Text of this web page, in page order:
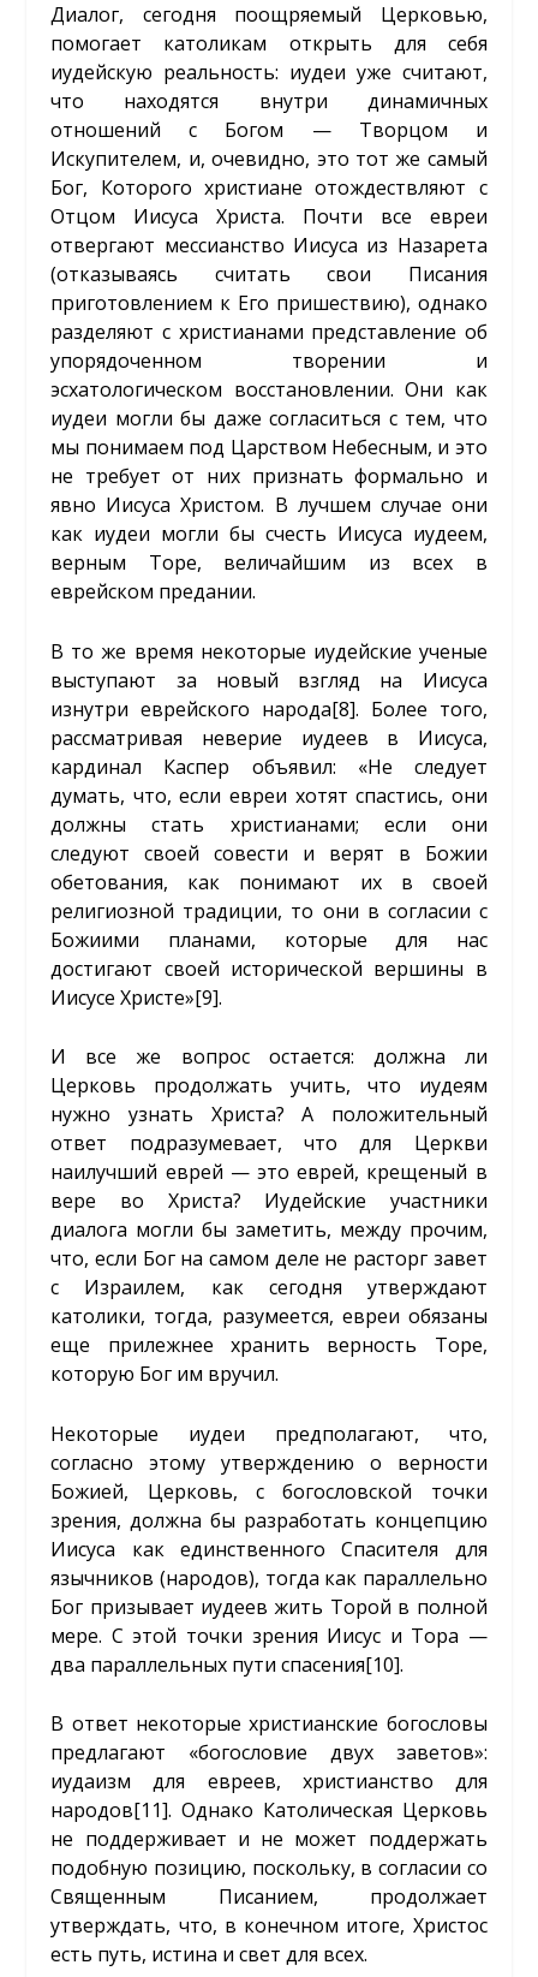
Диалог, сегодня поощряемый Церковью,
помогает католикам открыть для себя
иудейскую реальность: иудеи уже считают,
что находятся внутри динамичных
отношений с Богом — Творцом и
Искупителем, и, очевидно, это тот же самый
Бог, Которого христиане отождествляют с
Отцом Иисуса Христа. Почти все евреи
отвергают мессианство Иисуса из Назарета
(отказываясь считать свои Писания
приготовлением к Его пришествию), однако
разделяют с христианами представление об
упорядоченном творении и
эсхатологическом восстановлении. Они как
иудеи могли бы даже согласиться с тем, что
мы понимаем под Царством Небесным, и это
не требует от них признать формально и
явно Иисуса Христом. В лучшем случае они
как иудеи могли бы счесть Иисуса иудеем,
верным Торе, величайшим из всех в
еврейском предании.
В то же время некоторые иудейские ученые
выступают за новый взгляд на Иисуса
изнутри еврейского народа[8]. Более того,
рассматривая неверие иудеев в Иисуса,
кардинал Каспер объявил: «Не следует
думать, что, если евреи хотят спастись, они
должны стать христианами; если они
следуют своей совести и верят в Божии
обетования, как понимают их в своей
религиозной традиции, то они в согласии с
Божиими планами, которые для нас
достигают своей исторической вершины в
Иисусе Христе»[9].
И все же вопрос остается: должна ли
Церковь продолжать учить, что иудеям
нужно узнать Христа? А положительный
ответ подразумевает, что для Церкви
наилучший еврей — это еврей, крещеный в
вере во Христа? Иудейские участники
диалога могли бы заметить, между прочим,
что, если Бог на самом деле не расторг завет
с Израилем, как сегодня утверждают
католики, тогда, разумеется, евреи обязаны
еще прилежнее хранить верность Торе,
которую Бог им вручил.
Некоторые иудеи предполагают, что,
согласно этому утверждению о верности
Божией, Церковь, с богословской точки
зрения, должна бы разработать концепцию
Иисуса как единственного Спасителя для
язычников (народов), тогда как параллельно
Бог призывает иудеев жить Торой в полной
мере. С этой точки зрения Иисус и Тора —
два параллельных пути спасения[10].
В ответ некоторые христианские богословы
предлагают «богословие двух заветов»:
иудаизм для евреев, христианство для
народов[11]. Однако Католическая Церковь
не поддерживает и не может поддержать
подобную позицию, поскольку, в согласии со
Священным Писанием, продолжает
утверждать, что, в конечном итоге, Христос
есть путь, истина и свет для всех.